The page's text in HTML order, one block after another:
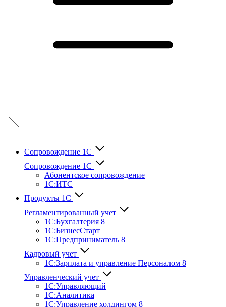
Сопровождение 1С
Сопровождение 1С
Абонентское сопровождение
1С:ИТС
Продукты 1С
Регламентированный учет
1C:Бухгалтерия 8
1С:БизнесСтарт
1C:Предприниматель 8
Кадровый учет
1С:Зарплата и управление Персона­лом 8
Управленческий учет
1С:Управляющий
1С:Аналитика
1С:Управление холдингом 8